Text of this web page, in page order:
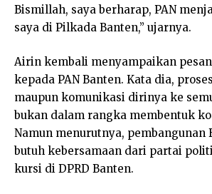
Bismillah, saya berharap, PAN
saya di Pilkada Banten,” ujarnya.
Airin kembali menyampaikan
kepada PAN Banten. Kata dia,
maupun komunikasi dirinya ke
bukan dalam rangka membentuk
Namun menurutnya, pembangunan
butuh kebersamaan dari partai
kursi di DPRD Banten.